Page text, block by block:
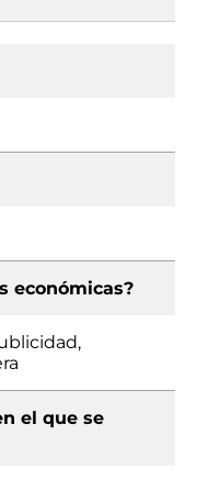
económicas?
el que se